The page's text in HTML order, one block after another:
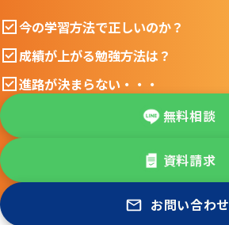
今の学習方法で正しいのか？
成績が上がる勉強方法は？
進路が決まらない・・・
無料相談
資料請求
お問い合わせ